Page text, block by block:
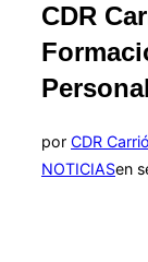
CDR
por CDR
NOTICIASen